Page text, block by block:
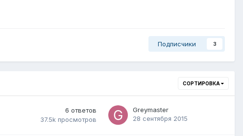
Подписчики 3
СОРТИРОВКА
6 ответов
37.5k просмотров
Greymaster
28 сентября 2015